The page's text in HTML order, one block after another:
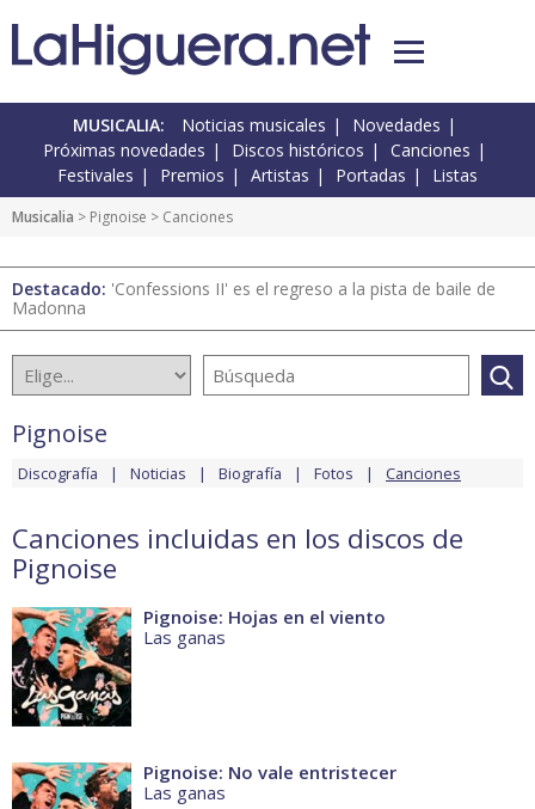
MUSICALIA: Noticias musicales
Novedades
Próximas novedades
Discos históricos
Canciones
Festivales
Premios Artistas Portadas Listas
Musicalia > Pignoise > Canciones
Destacado: 'Confessions II' es el regreso a la pista de baile de
Madonna
Pignoise
Discografía Noticias Biografía Fotos Canciones
Canciones incluidas en los discos de
Pignoise
Pignoise: Hojas en el viento
Las ganas
Pignoise: No vale entristecer
Las ganas